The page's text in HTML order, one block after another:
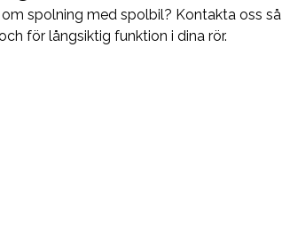
spolning med spolbil? Kontakta oss så
för långsiktig funktion i dina rör.